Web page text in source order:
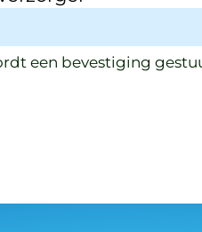
een bevestiging